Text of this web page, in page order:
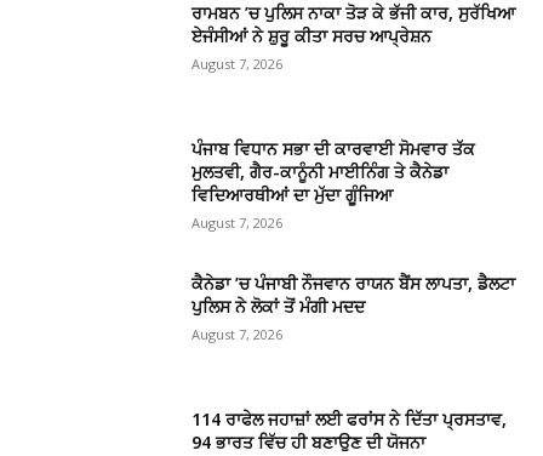
ਰਾਮਬਨ ’ਚ ਪੁਲਿਸ ਨਾਕਾ ਤੋੜ ਕੇ ਭੱਜੀ ਕਾਰ, ਸੁਰੱਖਿਆ
ਏਜੰਸੀਆਂ ਨੇ ਸ਼ੁਰੂ ਕੀਤਾ ਸਰਚ ਆਪ੍ਰੇਸ਼ਨ
August 7, 2026
ਪੰਜਾਬ ਵਿਧਾਨ ਸਭਾ ਦੀ ਕਾਰਵਾਈ ਸੋਮਵਾਰ ਤੱਕ
ਮੁਲਤਵੀ, ਗੈਰ-ਕਾਨੂੰਨੀ ਮਾਈਨਿੰਗ ਤੇ ਕੈਨੇਡਾ
ਵਿਦਿਆਰਥੀਆਂ ਦਾ ਮੁੱਦਾ ਗੂੰਜਿਆ
August 7, 2026
ਕੈਨੇਡਾ ’ਚ ਪੰਜਾਬੀ ਨੌਜਵਾਨ ਰਾਯਨ ਬੈਂਸ ਲਾਪਤਾ, ਡੈਲਟਾ
ਪੁਲਿਸ ਨੇ ਲੋਕਾਂ ਤੋਂ ਮੰਗੀ ਮਦਦ
August 7, 2026
114 ਰਾਫੇਲ ਜਹਾਜ਼ਾਂ ਲਈ ਫਰਾਂਸ ਨੇ ਦਿੱਤਾ ਪ੍ਰਸਤਾਵ,
94 ਭਾਰਤ ਵਿੱਚ ਹੀ ਬਣਾਉਣ ਦੀ ਯੋਜਨਾ